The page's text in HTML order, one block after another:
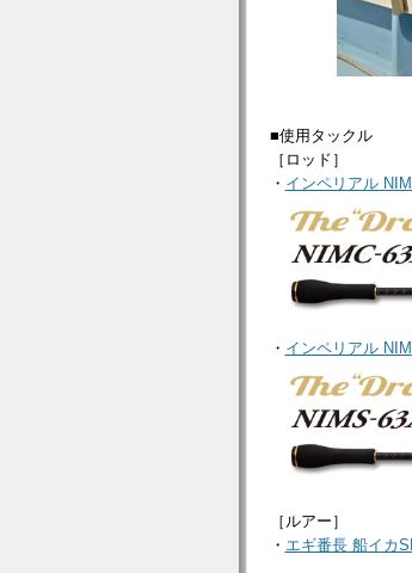
■使用タックル
［ロッド］
・ インペリアル
・ インペリアル
［ルアー］
・ エギ番長 船イカ